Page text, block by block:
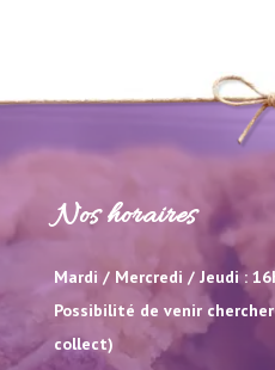
Nos horaires
Mardi / Mercredi / Jeudi :
Possibilité de venir
collect)